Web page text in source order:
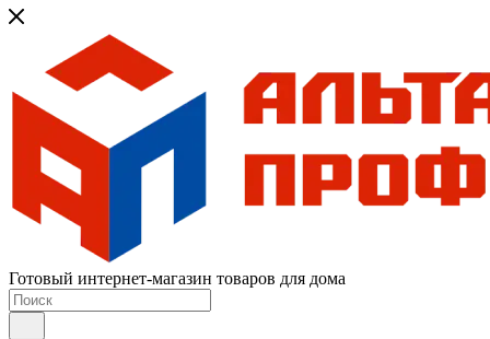
Готовый интернет-магазин товаров для дома